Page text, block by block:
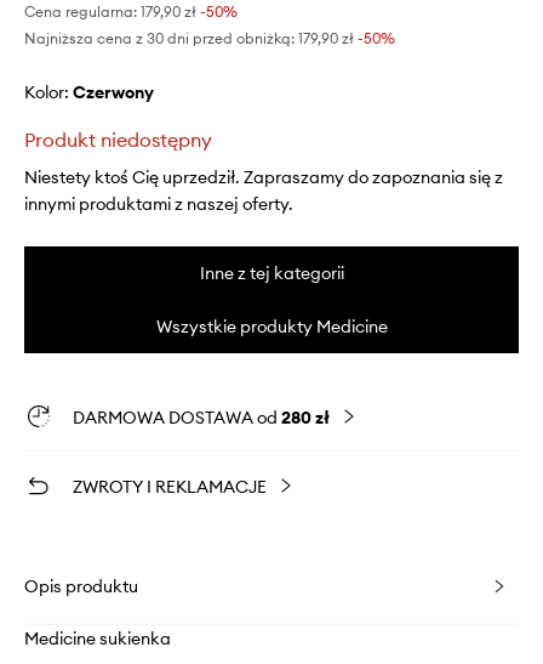
Cena regularna: 179,90 zł -50%
Najniższa cena z 30 dni przed obniżką: 179,90 zł -50%
Kolor: czerwony
Produkt niedostępny
Niestety ktoś Cię uprzedził. Zapraszamy do zapoznania się z
innymi produktami z naszej oferty.
Inne z tej kategorii
Wszystkie produkty Medicine
DARMOWA DOSTAWA od 280 zł
ZWROTY I REKLAMACJE
Opis produktu
Medicine sukienka